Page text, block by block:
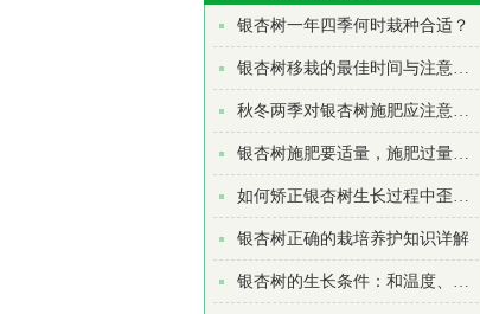
银杏树一年四季何时栽种合适？
银杏树移栽的最佳时间与注意事项
秋冬两季对银杏树施肥应注意哪些
银杏树施肥要适量，施肥过量适得其反
如何矫正银杏树生长过程中歪斜现象
银杏树正确的栽培养护知识详解
银杏树的生长条件：和温度、光照、水分、土...